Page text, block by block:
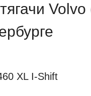
тягачи
XL I-Shift